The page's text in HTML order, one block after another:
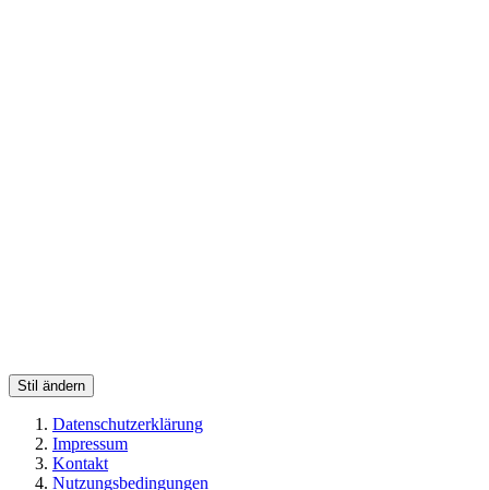
Stil ändern
Datenschutzerklärung
Impressum
Kontakt
Nutzungsbedingungen